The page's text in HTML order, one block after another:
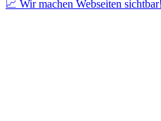
📈 Wir machen Webseiten